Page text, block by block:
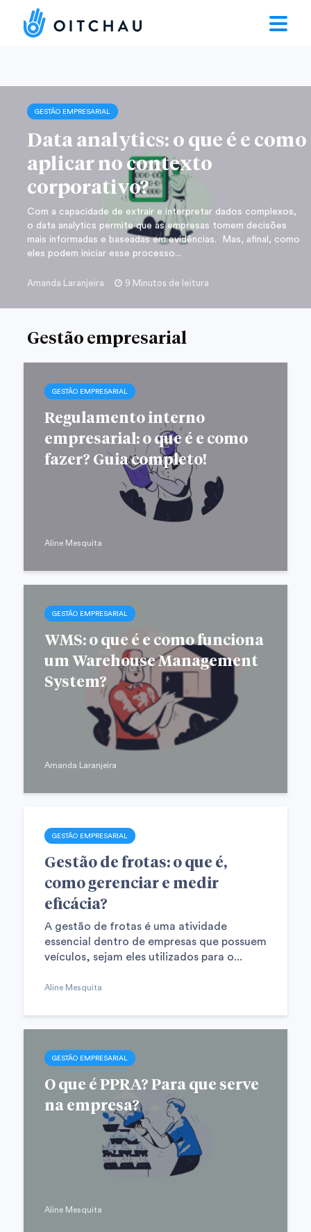
GESTÃO EMPRESARIAL
Data analytics: o que é e como
aplicar no contexto
corporativo?
Com a capacidade de extrair e interpretar dados complexos,
o data analytics permite que as empresas tomem decisões
mais informadas e baseadas em evidências. Mas, afinal, como
eles podem iniciar esse processo...
Amanda Laranjeira 9 Minutos de leitura
Gestão empresarial
GESTÃO EMPRESARIAL
Regulamento interno
empresarial: o que é e como
fazer? Guia completo!
Aline Mesquita
GESTÃO EMPRESARIAL
WMS: o que é e como funciona
um Warehouse Management
System?
Amanda Laranjeira
GESTÃO EMPRESARIAL
Gestão de frotas: o que é,
como gerenciar e medir
eficácia?
A gestão de frotas é uma atividade
essencial dentro de empresas que possuem
veículos, sejam eles utilizados para o...
Aline Mesquita
GESTÃO EMPRESARIAL
O que é PPRA? Para que serve
na empresa?
Aline Mesquita